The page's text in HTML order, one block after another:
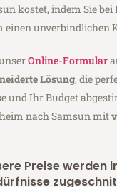
kostet, indem Sie
einen unverbindlichen
Online-Formular
Lösung, die
und Ihr Budget
nach Samsun mit
Preise werden